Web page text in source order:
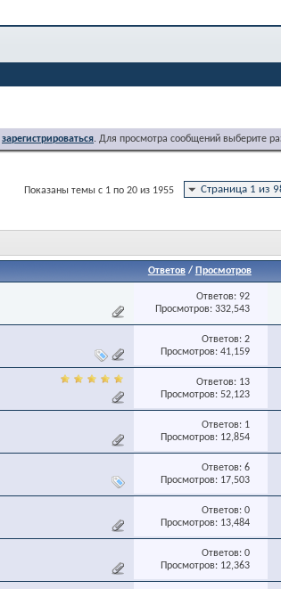
зарегистрироваться. Для просмотра сообщений выберите
Страница 1 из
Показаны темы с 1 по 20 из 1955
Ответов/ Просмотров
Ответов: 92
Просмотров: 332,543
Ответов: 2
Просмотров: 41,159
Ответов: 13
Просмотров: 52,123
Ответов: 1
Просмотров: 12,854
Ответов: 6
Просмотров: 17,503
Ответов: 0
Просмотров: 13,484
Ответов: 0
Просмотров: 12,363